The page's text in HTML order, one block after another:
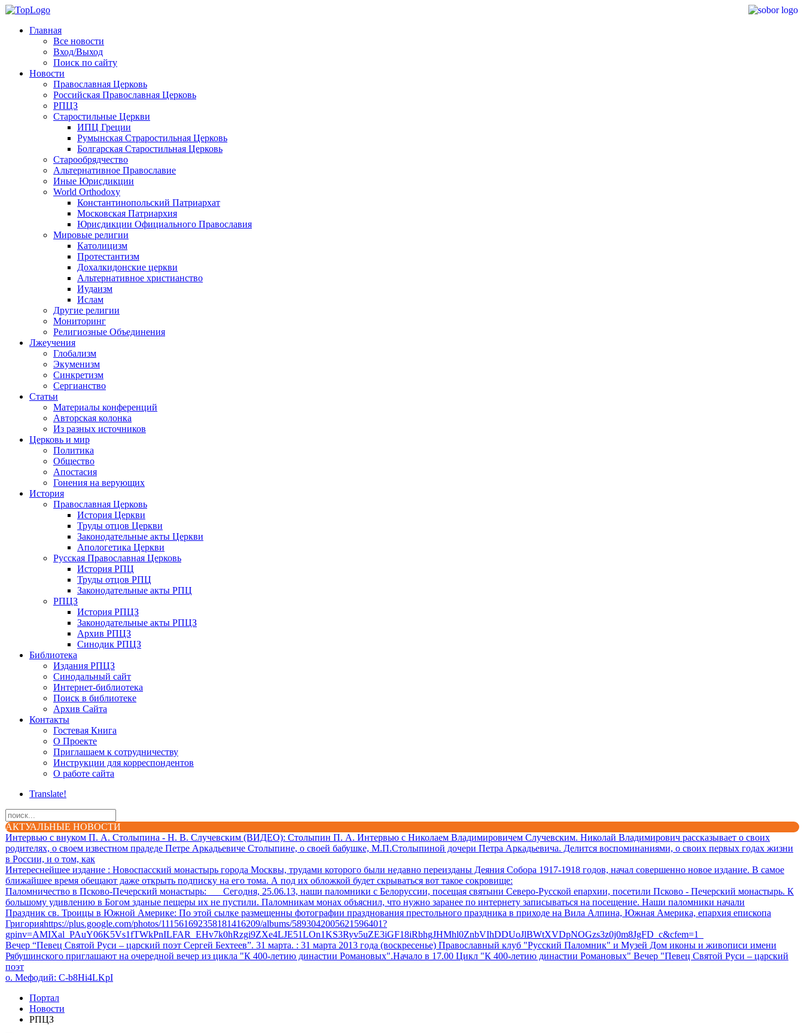
Главная
Все новости
Вход/Выход
Поиск по сайту
Новости
Православная Церковь
Российская Православная Церковь
РПЦЗ
Старостильные Церкви
ИПЦ Греции
Румынская Страростильная Церковь
Болгарская Старостильная Церковь
Старообрядчество
Альтернативное Православие
Иные Юрисдикции
World Orthodoxy
Константинопольский Патриархат
Московская Патриархия
Юрисдикции Официального Православия
Мировые религии
Католицизм
Протестантизм
Дохалкидонские церкви
Альтернативное христианство
Иудаизм
Ислам
Другие религии
Мониторинг
Религиозные Объединения
Лжеучения
Глобализм
Экуменизм
Синкретизм
Сергианство
Статьи
Материалы конференций
Авторская колонка
Из разных источников
Церковь и мир
Политика
Общество
Апостасия
Гонения на верующих
История
Православная Церковь
История Церкви
Труды отцов Церкви
Законодательные акты Церкви
Апологетика Церкви
Русская Православная Церковь
История РПЦ
Труды отцов РПЦ
Законодательные акты РПЦ
РПЦЗ
История РПЦЗ
Законодательные акты РПЦЗ
Архив РПЦЗ
Синодик РПЦЗ
Библиотека
Издания РПЦЗ
Синодальный сайт
Интернет-библиотека
Поиск в библиотеке
Архив Сайта
Контакты
Гостевая Книга
О Проекте
Приглашаем к сотрудничеству
Инструкции для корреспондентов
О работе сайта
Translate!
АКТУАЛЬНЫЕ НОВОСТИ
Интервью с внуком П. А. Столыпина - Н. В. Случевским (ВИДЕО): Столыпин П. А. Интервью с Николаем Владимировичем Случевским. Николай Владимирович рассказывает о своих
родителях, о своем известном прадеде Петре Аркадьевиче Столыпине, о своей бабушке, М.П.Столыпиной дочери Петра Аркадьевича. Делится воспоминаниями, о своих первых годах жизни
в России, и о том, как
Интереснейшее издание : Новоспасский монастырь города Москвы, трудами которого были недавно переизданы Деяния Собора 1917-1918 годов, начал совершенно новое издание. В самое
ближайшее время обещают даже открыть подписку на его тома. А под их обложкой будет скрываться вот такое сокровище:
Паломничество в Псково-Печерский монастырь: Сегодня, 25.06.13, наши паломники с Белоруссии, посещая святыни Северо-Русской епархии, посетили Псково - Печерский монастырь. К
большому удивлению в Богом зданые пещеры их не пустили. Паломникам монах объяснил, что нужно заранее по интернету записываться на посещение. Наши паломники начали
Праздник св. Троицы в Южной Америке: По этой сылке размещенны фотографии празднования престольного праздника в приходе на Вила Алпина, Южная Америка, епархия епископа
Григорияhttps://plus.google.com/photos/111561692358181416209/albums/5893042005621596401?
gpinv=AMIXal_PAuY06K5Vs1fTWkPnILFAR_EHv7k0hRzgi9ZXe4LJE51LOn1KS3Ryv5uZE3iGF18iRbhgJHMhl0ZnbVIhDDUoJlBWtXVDpNOGzs3z0j0m8JgFD_c&cfem=1
Вечер “Певец Святой Руси – царский поэт Сергей Бехтеев”. 31 марта. : 31 марта 2013 года (воскресенье) Православный клуб "Русский Паломник" и Музей Дом иконы и живописи имени
Рябушинского приглашают на очередной вечер из цикла "К 400-летию династии Романовых".Начало в 17.00 Цикл "К 400-летию династии Романовых" Вечер "Певец Святой Руси – царский
поэт
о. Мефодий: C-b8Hi4LKpI
Портал
Новости
РПЦЗ